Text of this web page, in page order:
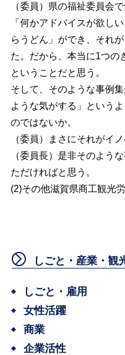
（委員）県の福祉委員会
「何かアドバイスが欲し
らうどん」ができ、それ
た。だから、本当に1つの
ということだと思う。
そして、そのような事例
ような気がする」という
のではないか。
（委員）まさにそれがイ
（委員長）是非そのよう
ただければと思う。
(2)その他滋賀県商工観光
しごと・産業・観
しごと・雇用
女性活躍
商業
企業活性